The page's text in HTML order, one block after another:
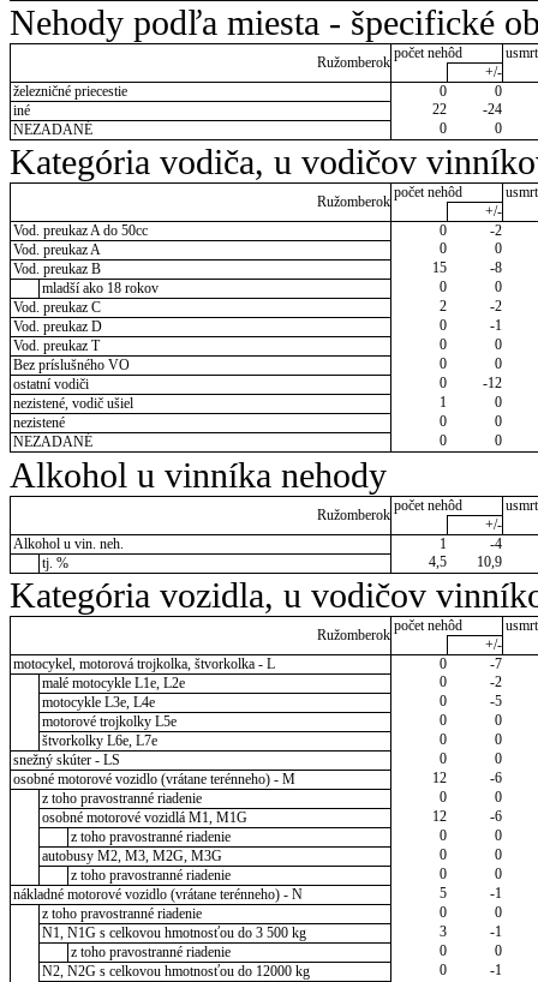
Nehody podľa miesta - špecifické
Ružomberok
počet nehôd
+/-
železničné priecestie
0
0
iné
22
-24
NEZADANÉ
0 0
Kategória vodiča, u vodičov
Ružomberok
počet nehôd
+/-
Vod. preukaz A do 50cc
0
-2
Vod. preukaz A
0
0
Vod. preukaz B
15
-8
mladší ako 18 rokov
0
0
Vod. preukaz C
2
-2
Vod. preukaz D
0
-1
Vod. preukaz T
0
0
Bez príslušného VO
0
0
ostatní vodiči
0
-12
nezistené, vodič ušiel
1
0
nezistené
0
0
NEZADANÉ
0 0
Alkohol u vinníka nehody
Ružomberok
počet nehôd
+/-
Alkohol u vin. neh.
1
-4
tj. %
4,5 10,9
Kategória vozidla, u vodičov
Ružomberok
počet nehôd
+/-
motocykel, motorová trojkolka, štvorkolka - L
0
-7
malé motocykle L1e, L2e
0
-2
motocykle L3e, L4e
0
-5
motorové trojkolky L5e
0
0
štvorkolky L6e, L7e
0
0
snežný skúter - LS
0
0
osobné motorové vozidlo (vrátane terénneho) - M
12
-6
z toho pravostranné riadenie
0
0
osobné motorové vozidlá M1, M1G
12
-6
z toho pravostranné riadenie
0
0
autobusy M2, M3, M2G, M3G
0
0
z toho pravostranné riadenie
0
0
nákladné motorové vozidlo (vrátane terénneho) - N
5
-1
z toho pravostranné riadenie
0
0
N1, N1G s celkovou hmotnosťou do 3 500 kg
3
-1
z toho pravostranné riadenie
0
0
N2, N2G s celkovou hmotnosťou do 12000 kg
0
-1